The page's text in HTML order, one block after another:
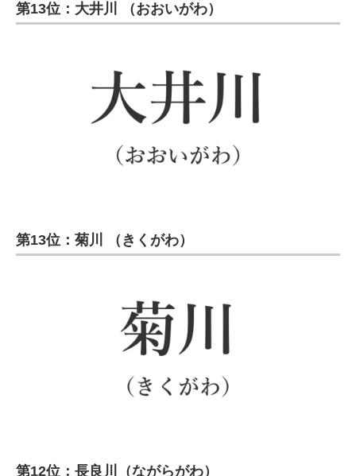
第13位：大井川 （おおいがわ）
第13位：菊川 （きくがわ）
第12位：長良川（ながらがわ）